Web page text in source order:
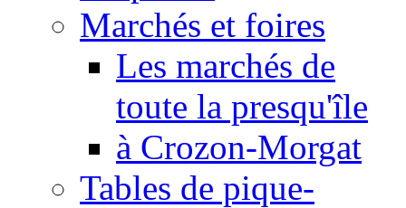
Marchés et foires
Les marchés de
toute la presqu'île
à Crozon-Morgat
Tables de pique-